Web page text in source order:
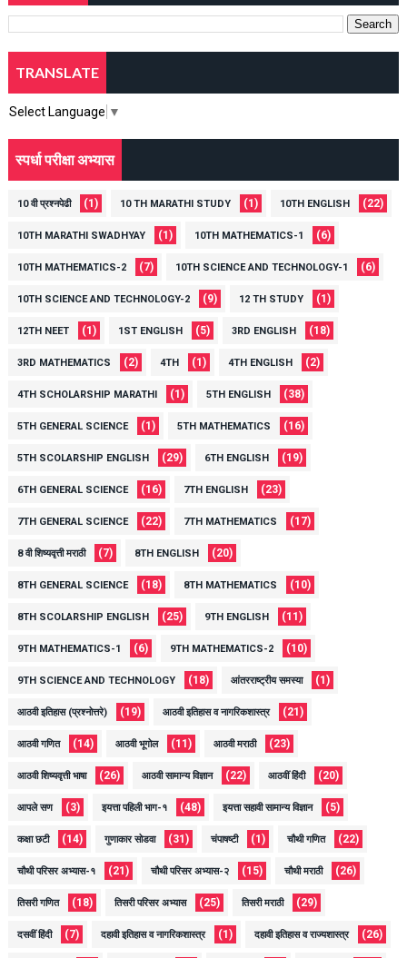
TRANSLATE
Select Language ▼
स्पर्धा परीक्षा अभ्यास
10 वी प्रश्नपेढी (1) 10 TH MARATHI STUDY (1) 10TH ENGLISH (22)
10TH MARATHI SWADHYAY (1) 10TH MATHEMATICS-1 (6)
10TH MATHEMATICS-2 (7) 10TH SCIENCE AND TECHNOLOGY-1 (6)
10TH SCIENCE AND TECHNOLOGY-2 (9) 12 TH STUDY (1)
12TH NEET (1) 1ST ENGLISH (5) 3RD ENGLISH (18)
3RD MATHEMATICS (2) 4TH (1) 4TH ENGLISH (2)
4TH SCHOLARSHIP MARATHI (1) 5TH ENGLISH (38)
5TH GENERAL SCIENCE (1) 5TH MATHEMATICS (16)
5TH SCOLARSHIP ENGLISH (29) 6TH ENGLISH (19)
6TH GENERAL SCIENCE (16) 7TH ENGLISH (23)
7TH GENERAL SCIENCE (22) 7TH MATHEMATICS (17)
8 वी शिष्यवृत्ती मराठी (7) 8TH ENGLISH (20)
8TH GENERAL SCIENCE (18) 8TH MATHEMATICS (10)
8TH SCOLARSHIP ENGLISH (25) 9TH ENGLISH (11)
9TH MATHEMATICS-1 (6) 9TH MATHEMATICS-2 (10)
9TH SCIENCE AND TECHNOLOGY (18) आंतरराष्ट्रीय समस्या (1)
आठवी इतिहास (प्रश्नोत्तरे) (19) आठवी इतिहास व नागरिकशास्त्र (21)
आठवी गणित (14) आठवी भूगोल (11) आठवी मराठी (23)
आठवी शिष्यवृत्ती भाषा (26) आठवी सामान्य विज्ञान (22) आठवीं हिंदी (20)
आपले सण (3) इयत्ता पहिली भाग-१ (48) इयत्ता सहावी सामान्य विज्ञान (5)
कक्षा छटी (14) गुणाकार सोडवा (31) चंपाषष्टी (1) चौथी गणित (22)
चौथी परिसर अभ्यास-१ (21) चौथी परिसर अभ्यास-२ (15) चौथी मराठी (26)
तिसरी गणित (18) तिसरी परिसर अभ्यास (25) तिसरी मराठी (29)
दसवीं हिंदी (7) दहावी इतिहास व नागरिकशास्त्र (1) दहावी इतिहास व राज्यशास्त्र (26)